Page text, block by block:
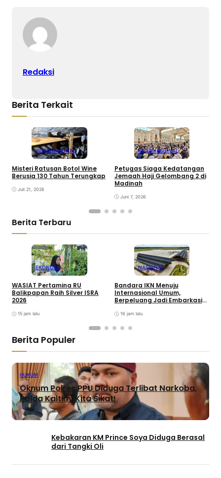
Redaksi
Berita Terkait
INTERNASIONAL
Misteri Ratusan Botol Wine
Berusia 130 Tahun Terungkap
Juli 21, 2026
INTERNASIONAL
Petugas Siaga Kedatangan
Jemaah Haji Gelombang 2 di
Madinah
Juni 7, 2026
Berita Terbaru
EKONOMI
WASIAT Pertamina RU
Balikpapan Raih Silver ISRA
2026
15 jam lalu
NASIONAL
Bandara IKN Menuju
Internasional Umum,
Berpeluang Jadi Embarkasi
16 jam lalu
Berita Populer
HUKUM
Oknum Polres PPU Diduga Terlibat Narkoba,
Polda Kaltim: Kita Sikat!
Kebakaran KM Prince Soya Diduga Berasal
dari Tangki Oli